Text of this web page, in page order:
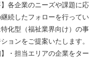
】各企業のニーズや課題に
続したフォローを行ってい
化型（福祉業界向け）の
ョンをご提案いたします。
】・担当エリアの企業をタ